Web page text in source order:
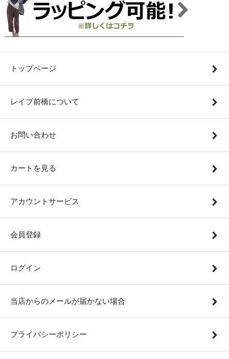
トップページ
レイブ前橋について
お問い合わせ
カートを見る
アカウントサービス
会員登録
ログイン
当店からのメールが届かない場合
プライバシーポリシー